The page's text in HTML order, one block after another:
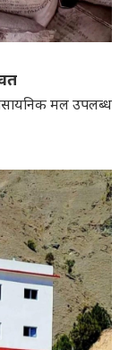
मल उपलब्ध